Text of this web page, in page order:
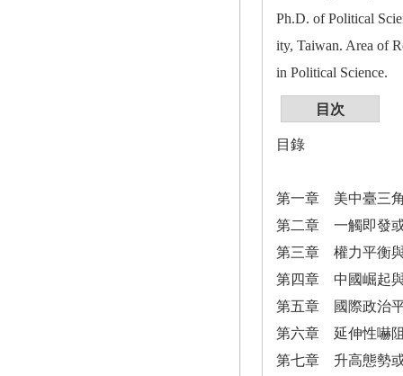
Ph.D. of Political
ity, Taiwan. Area of
in Political Science.
目次
目錄
第一章 美中臺三
第二章 一觸即發
第三章 權力平衡
第四章 中國崛起
第五章 國際政治平
第六章 延伸性嚇
第七章 升高態勢